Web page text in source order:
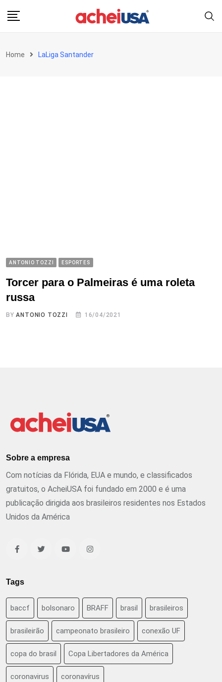
Home LaLiga Santander
ANTONIO TOZZI ESPORTES
Torcer para o Palmeiras é uma roleta
russa
BYANTONIO TOZZI 16/04/2021
Sobre a empresa
Com notícias da Flórida, EUA e mundo, e classificados
gratuitos, o AcheiUSA foi fundado em 2000 e é uma
publicação dirigida aos brasileiros residentes nos Estados
Unidos da América
Tags
baccf bolsonaro BRAFF brasil brasileiros
brasileirão campeonato brasileiro conexão UF
copa do brasil Copa Libertadores da América
coronavirus coronavírus